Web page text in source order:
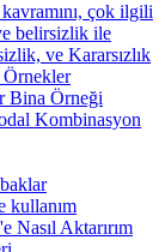
çok ilgili
belirsizlik ile
ve Kararsızlık
Bina Örneği
Kombinasyon
kullanım
Nasıl Aktarırım